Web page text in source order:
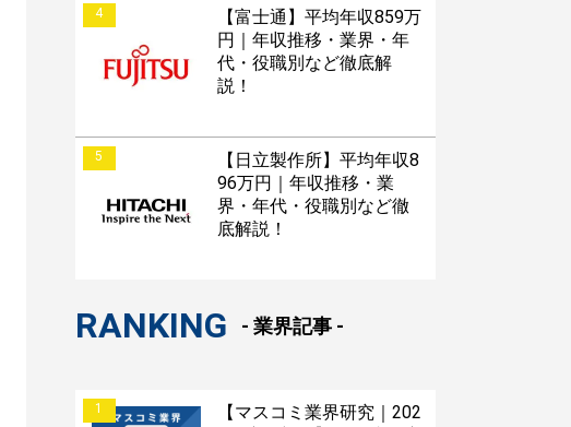
4
【富士通】平均年収859万
円｜年収推移・業界・年
代・役職別など徹底解
説！
5
【日立製作所】平均年収8
96万円｜年収推移・業
界・年代・役職別など徹
底解説！
RANKING - 業界記事 -
1
【マスコミ業界研究｜202